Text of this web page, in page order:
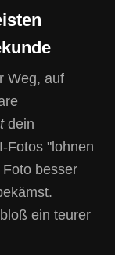
Weg, auf
dein
Fotos "lohnen
besser
ein teurer